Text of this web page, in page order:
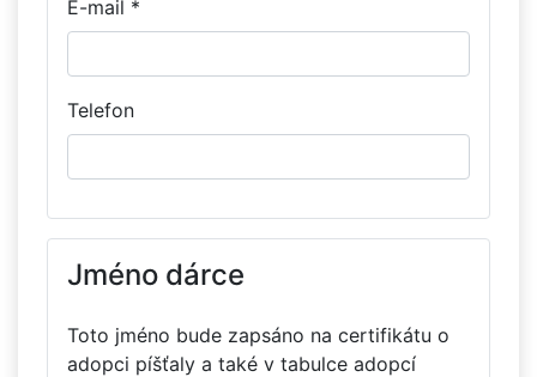
E-mail *
Telefon
Jméno dárce
Toto jméno bude zapsáno na certifikátu o
adopci píšťaly a také v tabulce adopcí